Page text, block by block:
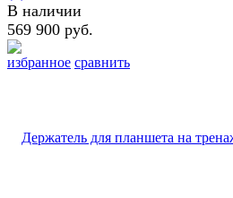
избранное сравнить
В наличии
569 900 руб.